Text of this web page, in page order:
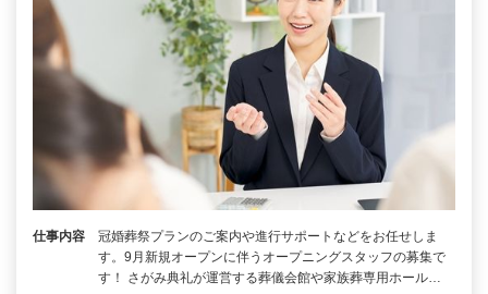
仕事内容
冠婚葬祭プランのご案内や進行サポートなどをお任せしま
す。9月新規オープンに伴うオープニングスタッフの募集で
す！ さがみ典礼が運営する葬儀会館や家族葬専用ホール…